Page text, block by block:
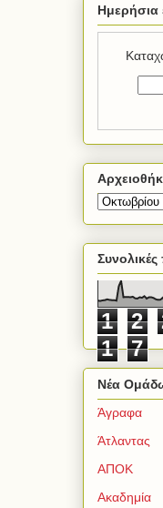
Ημερήσια
1 2
1
7
Νέα
Άγραφα
Άτλαντας
ΑΠΟΚ
Ακαδημία